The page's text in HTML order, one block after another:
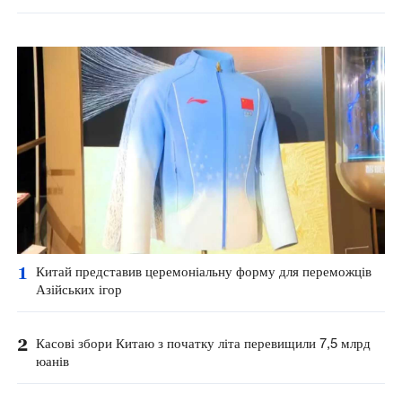
1
Китай представив церемоніальну форму для переможців
Азійських ігор
2 Касові збори Китаю з початку літа перевищили 7,5 млрд
юанів